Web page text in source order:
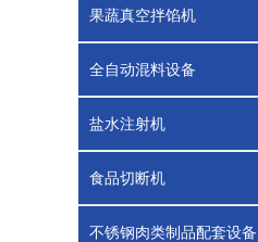
果蔬真空拌馅机
全自动混料设备
盐水注射机
食品切断机
不锈钢肉类制品配套设备